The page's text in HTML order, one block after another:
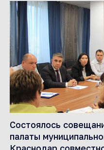
Состоялось
палаты
Краснодар